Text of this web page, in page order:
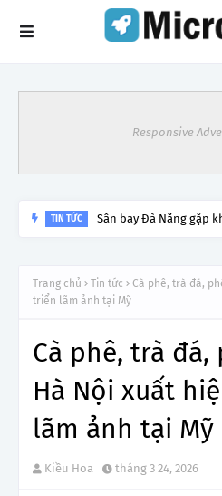
Responsive
TIN TỨC Sân bay Đà Nẵng gặp
Trang chủ Tin tức
Cà phê, trà đá,
triển lãm ảnh tại Mỹ
Cà phê, trà
Hà Nội xuất
lãm ảnh tại Mỹ
Kiều Hoa tháng 3 24, 2026